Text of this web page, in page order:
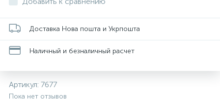
Доставка Нова пошта и Укрпошта
Наличный и безналичный расчет
Артикул: 7677
Пока нет отзывов